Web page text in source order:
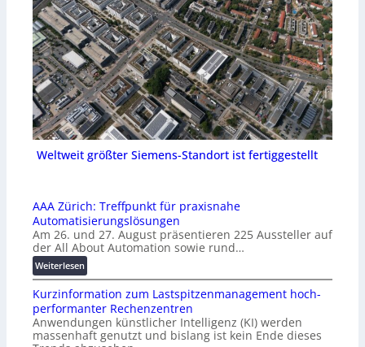
Weltweit größter Siemens-Standort ist fertiggestellt
AAA Zürich: Treffpunkt für praxisnahe
Automatisierungslösungen
Am 26. und 27. August präsentieren 225 Aussteller auf
der All About Automation sowie rund…
Weiterlesen:
A
A
A
Z
ü
Kurzinformation zum Lastspitzenmanagement hoch-
performanter Rechenzentren
Anwendungen künstlicher Intelligenz (KI) werden
massenhaft genutzt und bislang ist kein Ende dieses